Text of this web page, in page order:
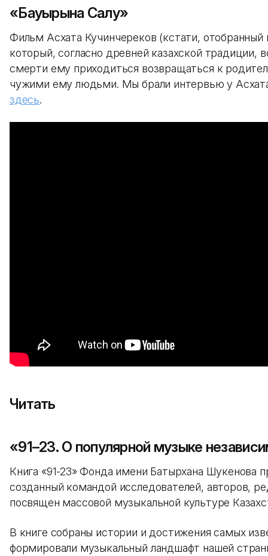
«Бауырына Салу»
Фильм Асхата Кучинчереков (кстати,
который, согласно древней казахской традиции,
смерти ему приходиться возвращаться к
чужими ему людьми. Мы брали интервью у
здесь.
Читать
«91–23. О популярной музыке
Книга «91-23» Фонда имени Батырхана Шукенова
созданный командой исследователей, авторов,
посвящен массовой музыкальной культуре
В книге собраны истории и достижения самых
формировали музыкальный ландшафт нашей